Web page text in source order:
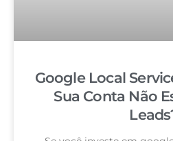
Google Local
Sua Conta Não